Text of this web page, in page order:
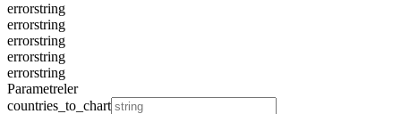
errorstring
errorstring
errorstring
errorstring
errorstring
Parametreler
countries_to_chart